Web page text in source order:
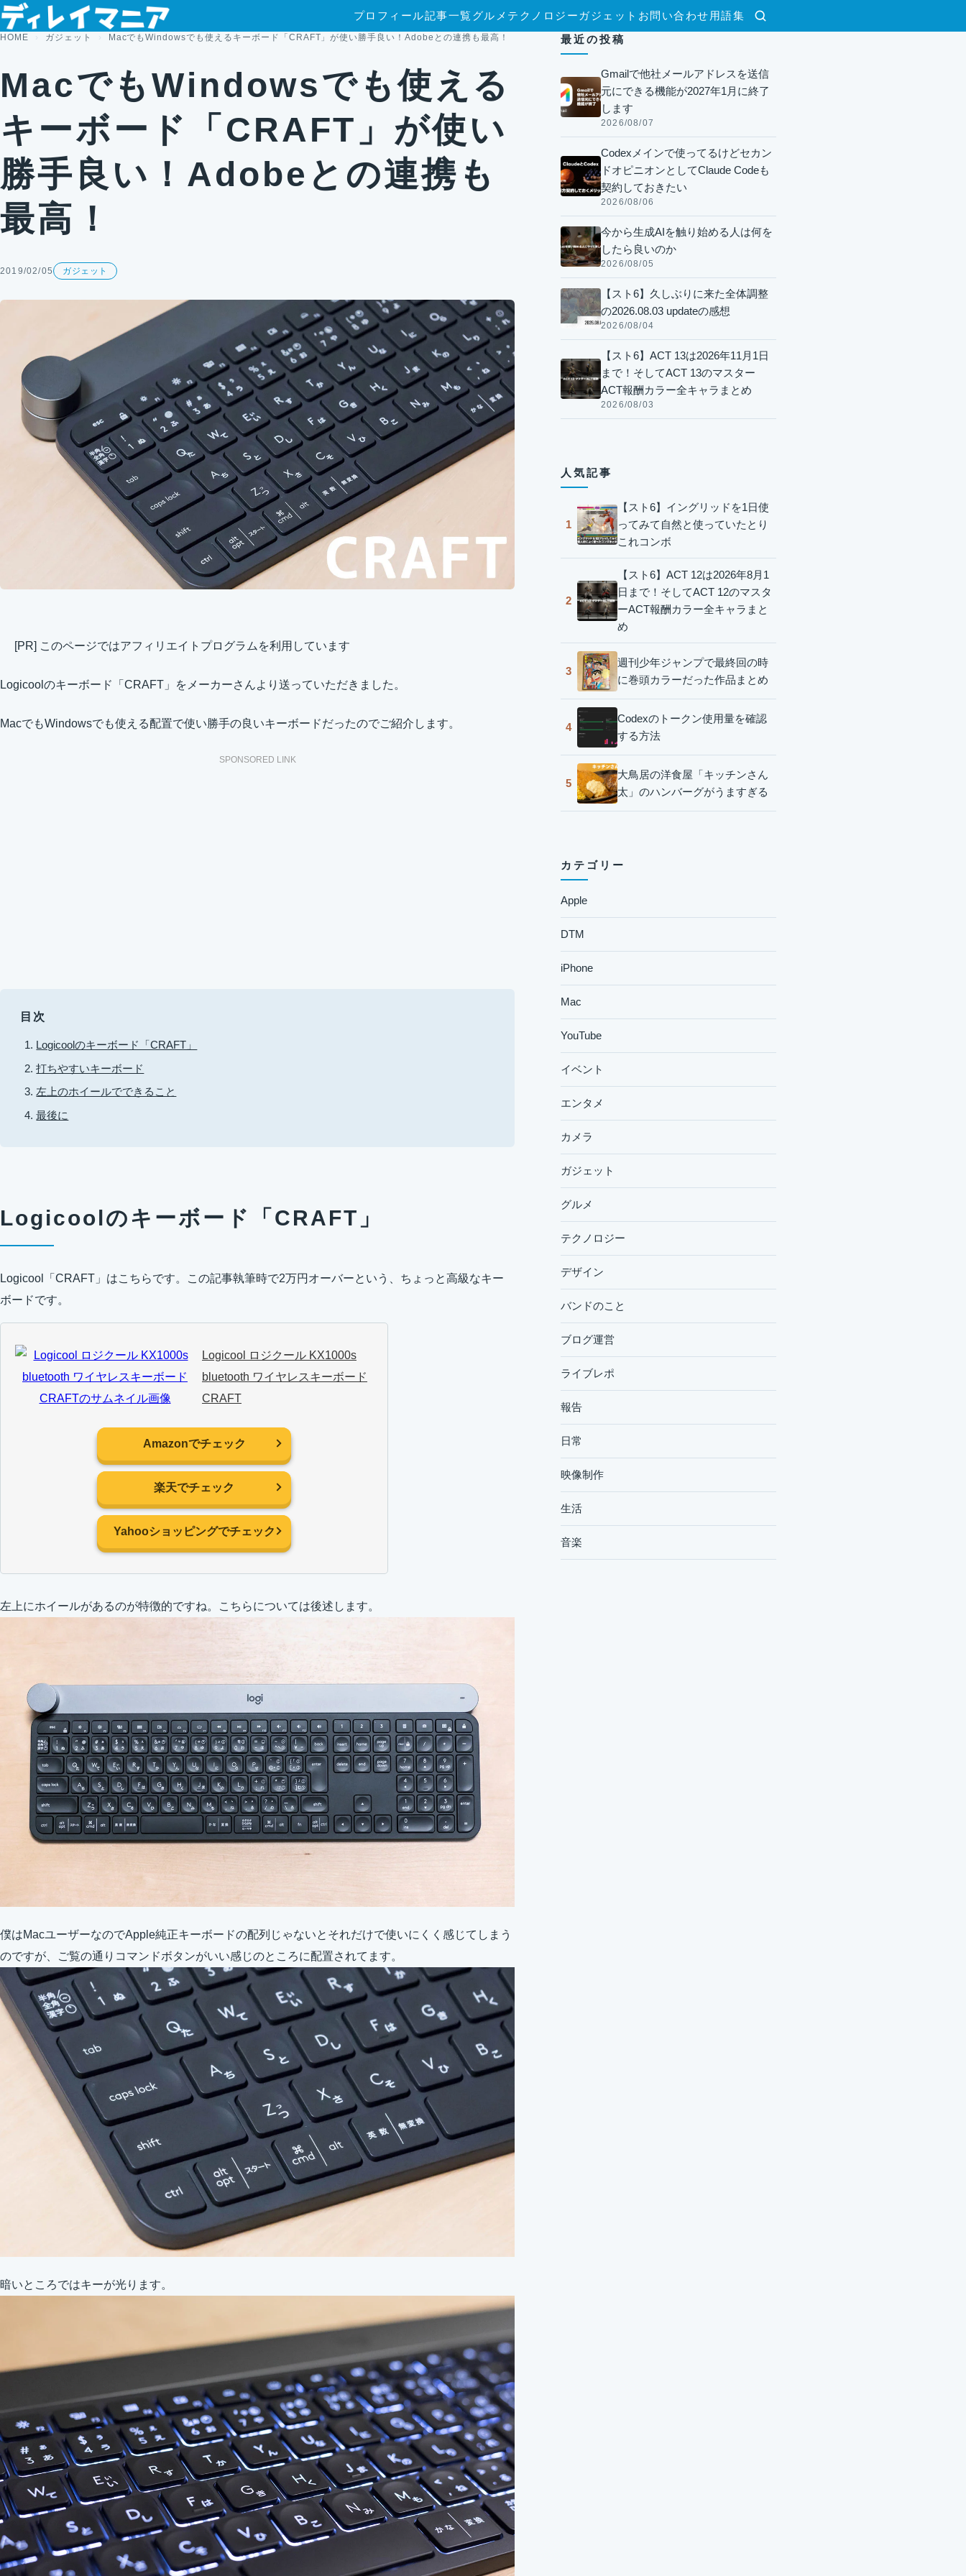
コンテンツへスキップ
検索
プロフィール記事一覧グルメ テクノロジー ガジェット お問い合わせ 用語集
HOME ガジェット MacでもWindowsでも使えるキーボード「CRAFT」が使い勝手良い！Adobeとの連携も最高！
MacでもWindowsでも使える
キーボード「CRAFT」が使い
勝手良い！Adobeとの連携も
最高！
2019/02/05 ガジェット
[PR] このページではアフィリエイトプログラムを利用しています
Logicoolのキーボード「CRAFT」をメーカーさんより送っていただきました。
MacでもWindowsでも使える配置で使い勝手の良いキーボードだったのでご紹介します。
SPONSORED LINK
目次
Logicoolのキーボード「CRAFT」
打ちやすいキーボード
左上のホイールでできること
最後に
Logicoolのキーボード「CRAFT」
Logicool「CRAFT」はこちらです。この記事執筆時で2万円オーバーという、ちょっと高級なキー
ボードです。
Logicool ロジクール KX1000s
bluetooth ワイヤレスキーボード
CRAFT
Amazonでチェック
楽天でチェック
Yahooショッピングでチェック
左上にホイールがあるのが特徴的ですね。こちらについては後述します。
僕はMacユーザーなのでApple純正キーボードの配列じゃないとそれだけで使いにくく感じてしまう
のですが、ご覧の通りコマンドボタンがいい感じのところに配置されてます。
暗いところではキーが光ります。
最近の投稿
Gmailで他社メールアドレスを送信
元にできる機能が2027年1月に終了
します
2026/08/07
Codexメインで使ってるけどセカン
ドオピニオンとしてClaude Codeも
契約しておきたい
2026/08/06
今から生成AIを触り始める人は何を
したら良いのか
2026/08/05
【スト6】久しぶりに来た全体調整
の2026.08.03 updateの感想
2026/08/04
【スト6】ACT 13は2026年11月1日
まで！そしてACT 13のマスター
ACT報酬カラー全キャラまとめ
2026/08/03
人気記事
1
【スト6】イングリッドを1日使
ってみて自然と使っていたとり
これコンボ
2
【スト6】ACT 12は2026年8月1
日まで！そしてACT 12のマスタ
ーACT報酬カラー全キャラまと
め
3
週刊少年ジャンプで最終回の時
に巻頭カラーだった作品まとめ
4
Codexのトークン使用量を確認
する方法
5
大鳥居の洋食屋「キッチンさん
太」のハンバーグがうますぎる
カテゴリー
Apple
DTM
iPhone
Mac
YouTube
イベント
エンタメ
カメラ
ガジェット
グルメ
テクノロジー
デザイン
バンドのこと
ブログ運営
ライブレポ
報告
日常
映像制作
生活
音楽